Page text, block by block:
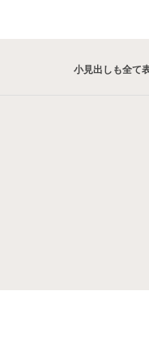
小見出しも全て